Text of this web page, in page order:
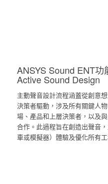
ANSYS Sound ENT功
Active Sound Design
主動聲音設計流程涵蓋從創意
決策者驅動，涉及所有關鍵人
場、產品和上層決策者，以及
合作。此過程旨在創造出聲音
車或模擬器）體驗及優化所有